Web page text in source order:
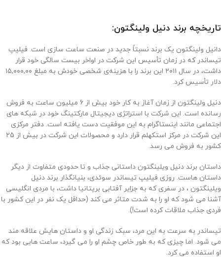
تاریخچه برند دنیل ولینگتون:
دانیل ولینگتون یک برند نسبتاً جدید در صنعت ساعت سازی است. فیلیپ
تیساندر که در زمان تأسیس این شرکت در اواخر بیست سالگی خود قرار
داشت، در سال ۲۰۱۱ این برند را با هزینه‌ی شخصی خودش به مبلغ ۱۵,۰۰۰,۰۰
دلار تأسیس کرد.
دنیل ولینگتون از زمان آغاز به کار خود بیش از 6 میلیون ساعت به فروش
رسانده است. این شرکت با استراتژی دیجیتال مارکتینگ خود در شبکه های
اجتماعی مانند اینستاگرام به این موفقیت دست یافته است. دفتر مرکزی
این شرکت در مرکز استکهلم قرار دارد و محصولات این شرکت در بیش از 25
کشور به فروش می رسد.
داستان برند دنیل ویلینگتون داستانی جذاب و تا حدودی متفاوت از دیگر
داستان هاست. روزی فیلیپ تیساندر سوئدی، بنیانگذار برند دنیل
ویلینگتون ، در سفری که به جزایر آفتابی بریتانیا داشت، با مردی انگلیسی
آشنا می شود که او را به شدت متاثر می کند (حداقل یک نفر در این کشور با
فردی جذاب ملاقات کرده است!).
تیساندر به سرعت به این مرد، سبک زندگی او و داستان هایش علاقه مند
می شود. اما چیزی که به طور خاص چشم او را می گیرد، ساعت هایی بود که
او استفاده می کرد.